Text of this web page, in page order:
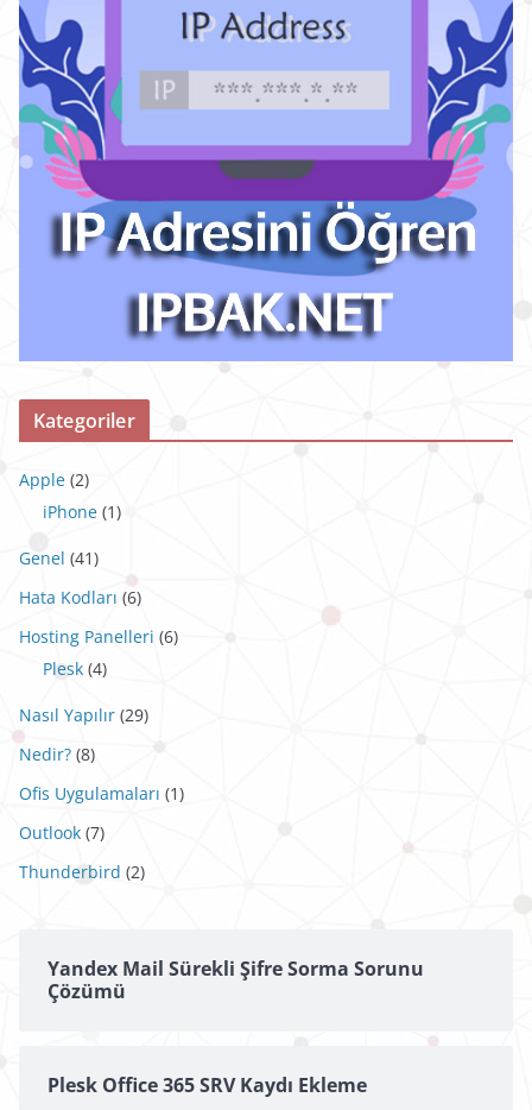
Kategoriler
Apple (2)
iPhone (1)
Genel (41)
Hata Kodları (6)
Hosting Panelleri (6)
Plesk (4)
Nasıl Yapılır (29)
Nedir? (8)
Ofis Uygulamaları (1)
Outlook (7)
Thunderbird (2)
Yandex Mail Sürekli Şifre Sorma Sorunu
Çözümü
Plesk Office 365 SRV Kaydı Ekleme